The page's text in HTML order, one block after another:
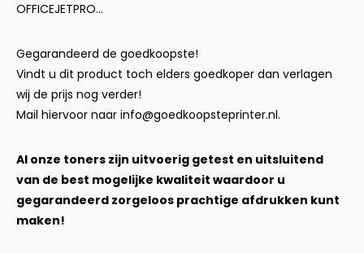
OFFICEJETPRO...
Gegarandeerd de goedkoopste!
Vindt u dit product toch elders goedkoper dan verlagen
wij de prijs nog verder!
Mail hiervoor naar info@goedkoopsteprinter.nl.
Al onze toners zijn uitvoerig getest en uitsluitend
van de best mogelijke kwaliteit waardoor u
gegarandeerd zorgeloos prachtige afdrukken kunt
maken!